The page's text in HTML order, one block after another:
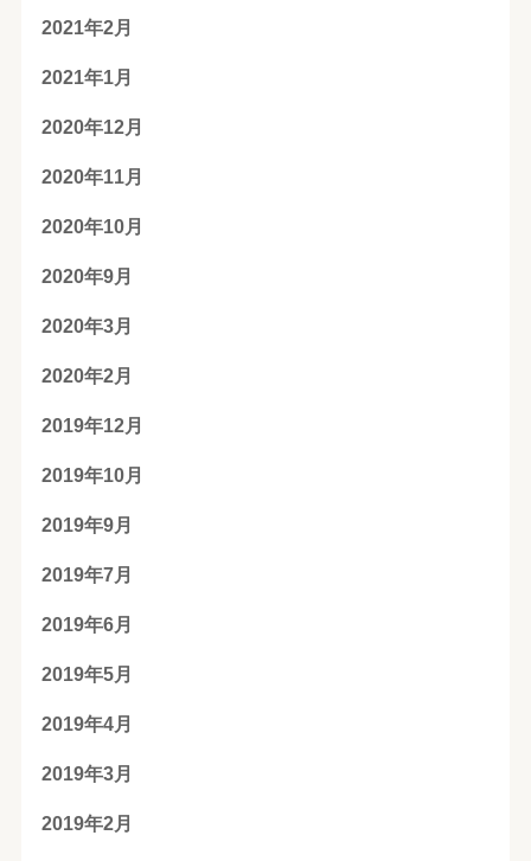
2021年2月
2021年1月
2020年12月
2020年11月
2020年10月
2020年9月
2020年3月
2020年2月
2019年12月
2019年10月
2019年9月
2019年7月
2019年6月
2019年5月
2019年4月
2019年3月
2019年2月